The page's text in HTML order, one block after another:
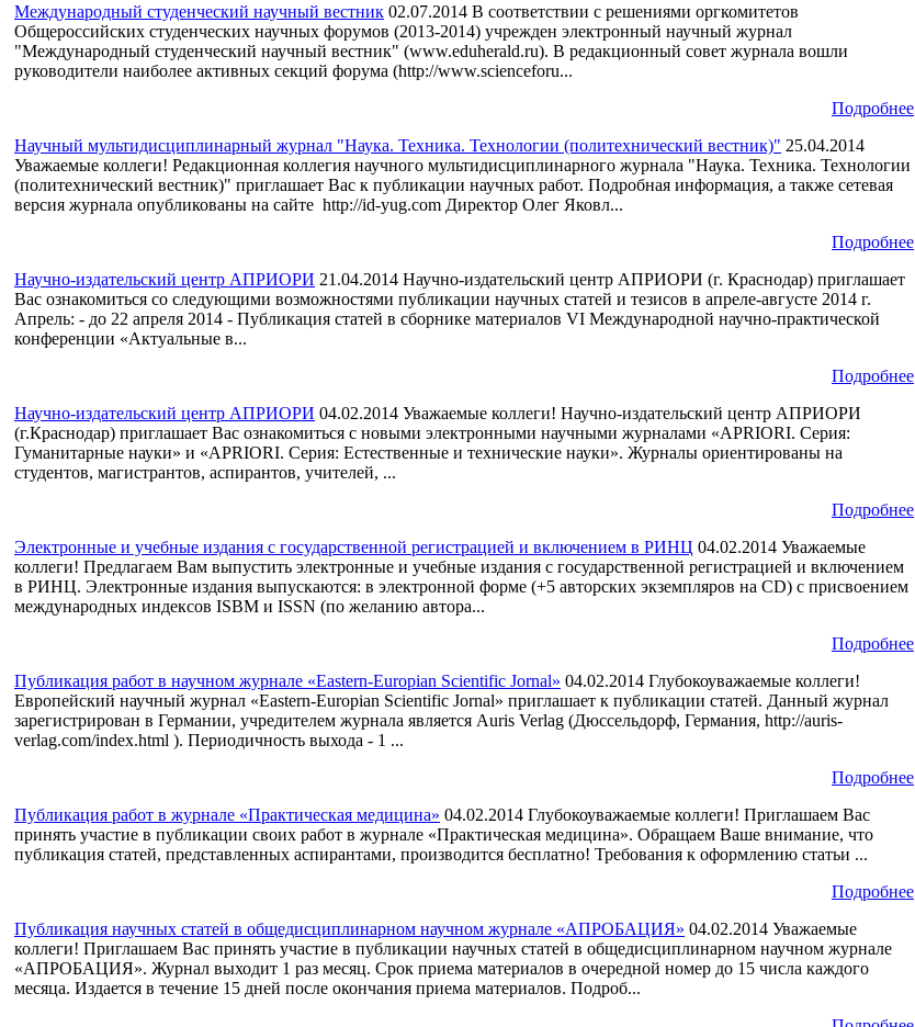
Международный студенческий научный вестник 02.07.2014 В соответствии с решениями оргкомитетов
Общероссийских студенческих научных форумов (2013-2014) учрежден электронный научный журнал
"Международный студенческий научный вестник" (www.eduherald.ru). В редакционный совет журнала вошли
руководители наиболее активных секций форума (http://www.scienceforu...
Подробнее
Научный мультидисциплинарный журнал "Наука. Техника. Технологии (политехнический вестник)" 25.04.2014
Уважаемые коллеги! Редакционная коллегия научного мультидисциплинарного журнала "Наука. Техника. Технологии
(политехнический вестник)" приглашает Вас к публикации научных работ. Подробная информация, а также сетевая
версия журнала опубликованы на сайте http://id-yug.com Директор Олег Яковл...
Подробнее
Научно-издательский центр АПРИОРИ 21.04.2014 Научно-издательский центр АПРИОРИ (г. Краснодар) приглашает
Вас ознакомиться со следующими возможностями публикации научных статей и тезисов в апреле-августе 2014 г.
Апрель: - до 22 апреля 2014 - Публикация статей в сборнике материалов VI Международной научно-практической
конференции «Актуальные в...
Подробнее
Научно-издательский центр АПРИОРИ 04.02.2014 Уважаемые коллеги! Научно-издательский центр АПРИОРИ
(г.Краснодар) приглашает Вас ознакомиться с новыми электронными научными журналами «APRIORI. Серия:
Гуманитарные науки» и «APRIORI. Серия: Естественные и технические науки». Журналы ориентированы на
студентов, магистрантов, аспирантов, учителей, ...
Подробнее
Электронные и учебные издания с государственной регистрацией и включением в РИНЦ 04.02.2014 Уважаемые
коллеги! Предлагаем Вам выпустить электронные и учебные издания с государственной регистрацией и включением
в РИНЦ. Электронные издания выпускаются: в электронной форме (+5 авторских экземпляров на CD) с присвоением
международных индексов ISBM и ISSN (по желанию автора...
Подробнее
Публикация работ в научном журнале «Eastern-Europian Scientific Jornal» 04.02.2014 Глубокоуважаемые коллеги!
Европейский научный журнал «Eastern-Europian Scientific Jornal» приглашает к публикации статей. Данный журнал
зарегистрирован в Германии, учредителем журнала является Auris Verlag (Дюссельдорф, Германия, http://auris-
verlag.com/index.html ). Периодичность выхода - 1 ...
Подробнее
Публикация работ в журнале «Практическая медицина» 04.02.2014 Глубокоуважаемые коллеги! Приглашаем Вас
принять участие в публикации своих работ в журнале «Практическая медицина». Обращаем Ваше внимание, что
публикация статей, представленных аспирантами, производится бесплатно! Требования к оформлению статьи ...
Подробнее
Публикация научных статей в общедисциплинарном научном журнале «АПРОБАЦИЯ» 04.02.2014 Уважаемые
коллеги! Приглашаем Вас принять участие в публикации научных статей в общедисциплинарном научном журнале
«АПРОБАЦИЯ». Журнал выходит 1 раз месяц. Срок приема материалов в очередной номер до 15 числа каждого
месяца. Издается в течение 15 дней после окончания приема материалов. Подроб...